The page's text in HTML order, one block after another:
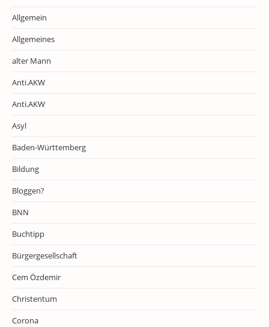
Allgemein
Allgemeines
alter Mann
Anti.AKW
Anti.AKW
Asyl
Baden-Württemberg
Bildung
Bloggen?
BNN
Buchtipp
Bürgergesellschaft
Cem Özdemir
Christentum
Corona